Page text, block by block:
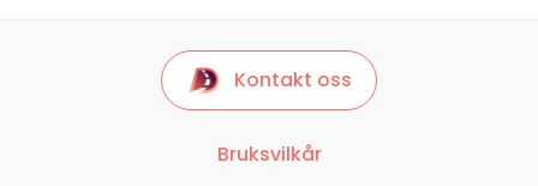
Kontakt oss
Bruksvilkår